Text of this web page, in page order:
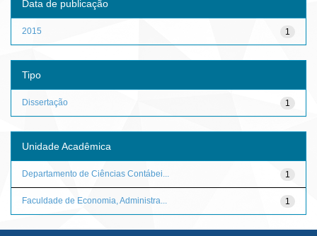
Data de publicação
1
2015
Tipo
1
Dissertação
Unidade Acadêmica
1
Departamento de Ciências Contábei...
1
Faculdade de Economia, Administra...